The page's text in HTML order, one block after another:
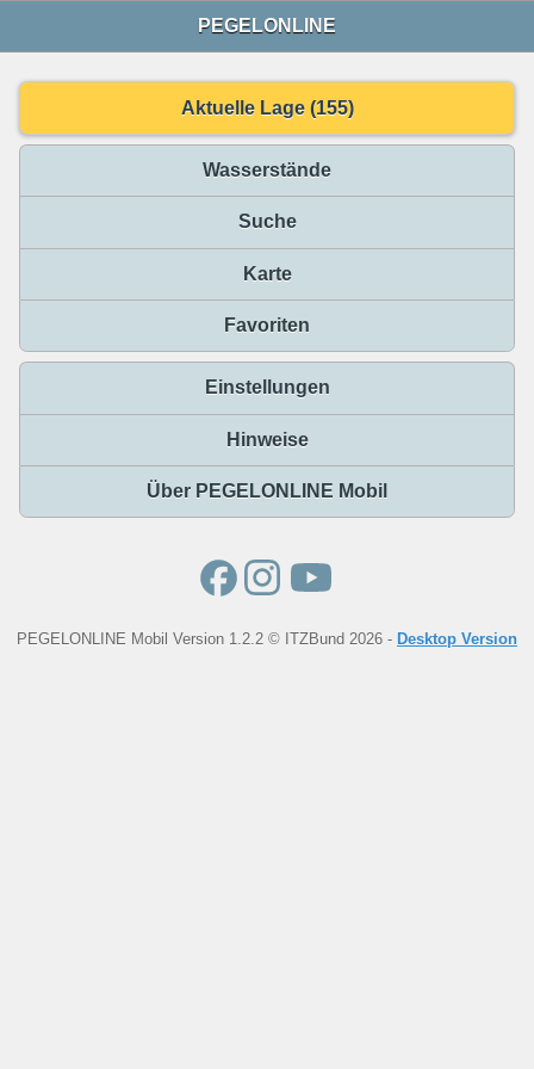
PEGELONLINE
Aktuelle Lage (155)
Wasserstände
Suche
Karte
Favoriten
Einstellungen
Hinweise
Über PEGELONLINE Mobil
PEGELONLINE Mobil Version 1.2.2 © ITZBund 2026 - Desktop Version